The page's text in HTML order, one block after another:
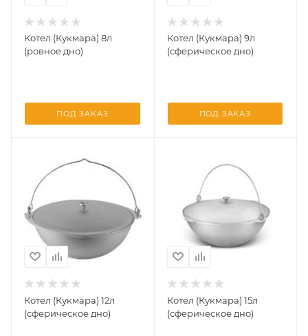
Котел (Кукмара) 8л
(ровное дно)
ПОД ЗАКАЗ
Котел (Кукмара) 9л
(сферическое дно)
ПОД ЗАКАЗ
Котел (Кукмара) 12л
(сферическое дно)
Котел (Кукмара) 15л
(сферическое дно)